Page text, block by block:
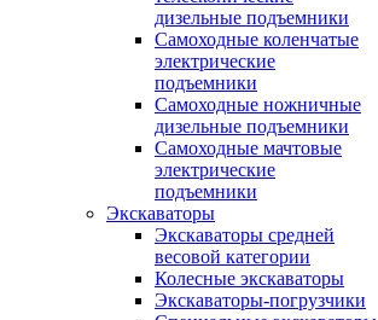
дизельные подъемники
Самоходные коленчатые
электрические
подъемники
Самоходные ножничные
дизельные подъемники
Самоходные мачтовые
электрические
подъемники
Экскаваторы
Экскаваторы средней
весовой категории
Колесные экскаваторы
Экскаваторы-погрузчики